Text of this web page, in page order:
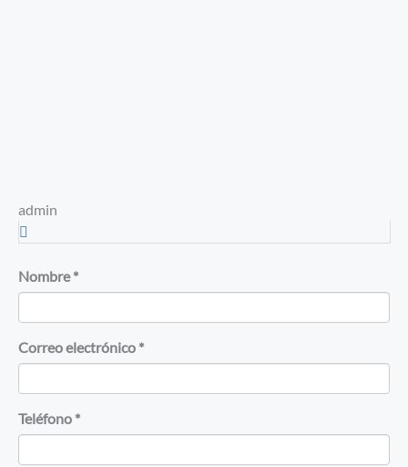
admin
Nombre *
Correo electrónico *
Teléfono *